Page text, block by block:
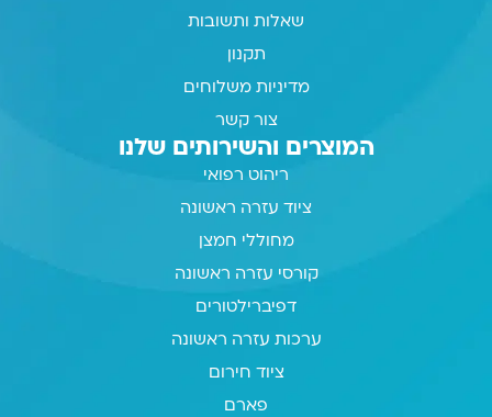
שאלות ותשובות
תקנון
מדיניות משלוחים
צור קשר
המוצרים והשירותים שלנו
ריהוט רפואי
ציוד עזרה ראשונה
מחוללי חמצן
קורסי עזרה ראשונה
דפיברילטורים
ערכות עזרה ראשונה
ציוד חירום
פארם